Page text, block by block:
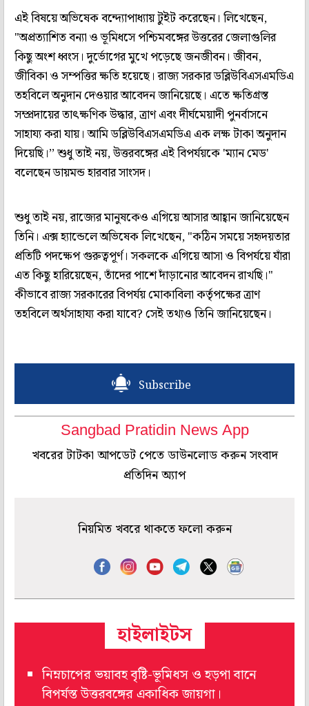
এই বিষয়ে অভিষেক বন্দ্যোপাধ্যায় টুইট করেছেন। লিখেছেন,
"অপ্রত্যাশিত বন্যা ও ভূমিধসে পশ্চিমবঙ্গের উত্তরের জেলাগুলির
কিছু অংশ ধ্বংস। দুর্ভোগের মুখে পড়েছে জনজীবন। জীবন,
জীবিকা ও সম্পত্তির ক্ষতি হয়েছে। রাজ্য সরকার ডব্লিউবিএসএমডিএ
তহবিলে অনুদান দেওয়ার আবেদন জানিয়েছে। এতে ক্ষতিগ্রস্ত
সম্প্রদায়ের তাৎক্ষণিক উদ্ধার, ত্রাণ এবং দীর্ঘমেয়াদী পুনর্বাসনে
সাহায্য করা যায়। আমি ডব্লিউবিএসএমডিএ এক লক্ষ টাকা অনুদান
দিয়েছি।’’ শুধু তাই নয়, উত্তরবঙ্গের এই বিপর্যয়কে 'ম্যান মেড'
বলেছেন ডায়মন্ড হারবার সাংসদ।
শুধু তাই নয়, রাজ্যের মানুষকেও এগিয়ে আসার আহ্বান জানিয়েছেন
তিনি। এক্স হ্যান্ডেলে অভিষেক লিখেছেন, "কঠিন সময়ে সহৃদয়তার
প্রতিটি পদক্ষেপ গুরুত্বপূর্ণ। সকলকে এগিয়ে আসা ও বিপর্যয়ে যাঁরা
এত কিছু হারিয়েছেন, তাঁদের পাশে দাঁড়ানোর আবেদন রাখছি।"
কীভাবে রাজ্য সরকারের বিপর্যয় মোকাবিলা কর্তৃপক্ষের ত্রাণ
তহবিলে অর্থসাহায্য করা যাবে? সেই তথ্যও তিনি জানিয়েছেন।
Subscribe
Sangbad Pratidin News App
খবরের টাটকা আপডেট পেতে ডাউনলোড করুন সংবাদ
প্রতিদিন অ্যাপ
নিয়মিত খবরে থাকতে ফলো করুন
হাইলাইটস
নিম্নচাপের ভয়াবহ বৃষ্টি-ভূমিধস ও হড়পা বানে
বিপর্যস্ত উত্তরবঙ্গের একাধিক জায়গা।